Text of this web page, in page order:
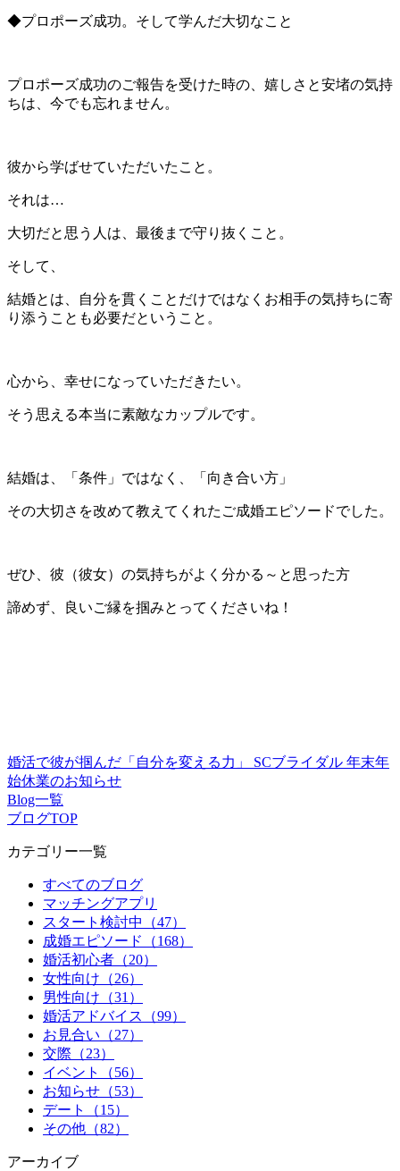
◆プロポーズ成功。そして学んだ大切なこと
プロポーズ成功のご報告を受けた時の、嬉しさと安堵の気持
ちは、今でも忘れません。
彼から学ばせていただいたこと。
それは…
大切だと思う人は、最後まで守り抜くこと。
そして、
結婚とは、自分を貫くことだけではなくお相手の気持ちに寄
り添うことも必要だということ。
心から、幸せになっていただきたい。
そう思える本当に素敵なカップルです。
結婚は、「条件」ではなく、「向き合い方」
その大切さを改めて教えてくれたご成婚エピソードでした。
ぜひ、彼（彼女）の気持ちがよく分かる～と思った方
諦めず、良いご縁を掴みとってくださいね！
婚活で彼が掴んだ「自分を変える力」
SCブライダル 年末年
始休業のお知らせ
Blog一覧
ブログTOP
カテゴリー一覧
すべてのブログ
マッチングアプリ
スタート検討中（47）
成婚エピソード（168）
婚活初心者（20）
女性向け（26）
男性向け（31）
婚活アドバイス（99）
お見合い（27）
交際（23）
イベント（56）
お知らせ（53）
デート（15）
その他（82）
アーカイブ